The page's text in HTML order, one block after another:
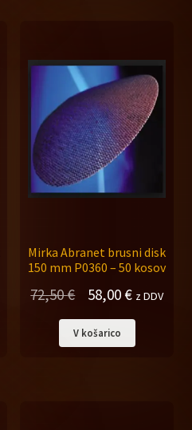
Mirka Abranet brusni disk
150 mm P0360 – 50 kosov
72,50€
Izvirna
cena
je
58,00 €Trenutna
cena
je:
z DDV
V košarico